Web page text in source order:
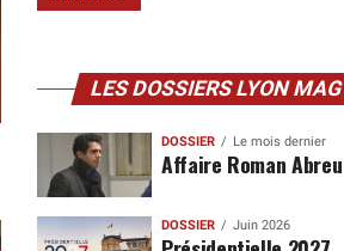
LES DOSSIERS LYON MAG
DOSSIER Le mois dernier
Affaire Roman Abreu
DOSSIER Juin 2026